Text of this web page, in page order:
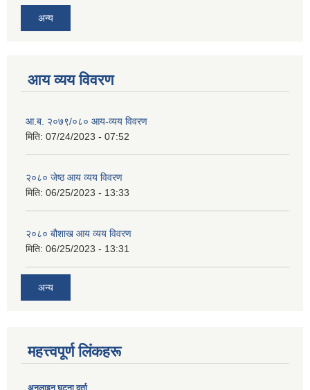
अन्य
आय व्यय विवरण
आ.ब. २०७९/०८० आय-व्यय विवरण
मिति: 07/24/2023 - 07:52
२०८० जेष्ठ आय व्यय विवरण
मिति: 06/25/2023 - 13:33
२०८० बौशाख आय व्यय विवरण
मिति: 06/25/2023 - 13:31
अन्य
महत्त्वपूर्ण लिंकहरू